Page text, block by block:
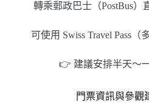
轉乘郵政巴士（PostBus）
可使用 Swiss Travel Pass（
👉 建議安排半天～
門票資訊與參觀